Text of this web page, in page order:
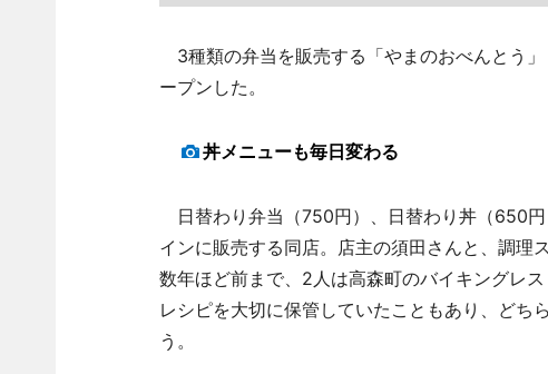
3種類の弁当を販売する「やまのおべんとう
ープンした。
丼メニューも毎日変わる
日替わり弁当（750円）、日替わり丼（650
インに販売する同店。店主の須田さんと、調理
数年ほど前まで、2人は高森町のバイキングレ
レシピを大切に保管していたこともあり、どち
う。